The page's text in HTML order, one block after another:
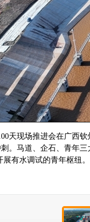
天现场推进会在广西
。马道、企石、青年
展有水调试的青年枢纽